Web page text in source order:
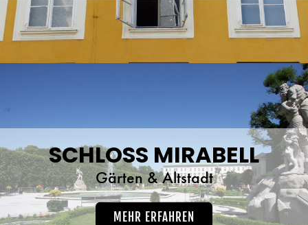
SCHLOSS MIRABELL
Gärten & Altstadt
MEHR ERFAHREN